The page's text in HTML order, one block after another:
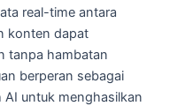
real-time antara
konten dapat
tanpa hambatan
berperan sebagai
untuk menghasilkan